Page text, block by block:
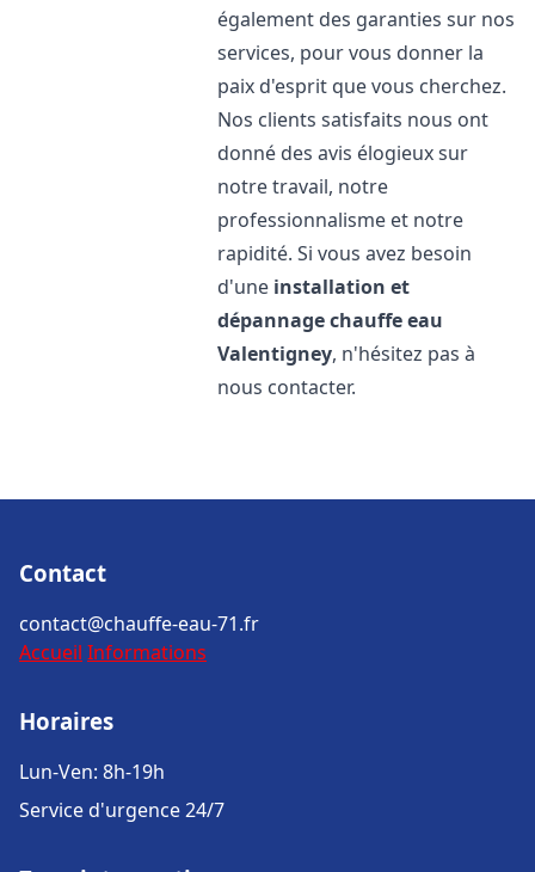
également des garanties sur nos
services, pour vous donner la
paix d'esprit que vous cherchez.
Nos clients satisfaits nous ont
donné des avis élogieux sur
notre travail, notre
professionnalisme et notre
rapidité. Si vous avez besoin
d'une installation et
dépannage chauffe eau
Valentigney, n'hésitez pas à
nous contacter.
Contact
contact@chauffe-eau-71.fr
Accueil Informations
Horaires
Lun-Ven: 8h-19h
Service d'urgence 24/7